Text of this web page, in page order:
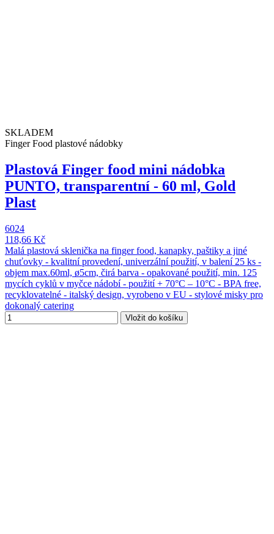
SKLADEM
Finger Food plastové nádobky
Plastová Finger food mini nádobka
PUNTO, transparentní - 60 ml, Gold
Plast
6024
118,66 Kč
Malá plastová sklenička na finger food, kanapky, paštiky a jiné
chuťovky - kvalitní provedení, univerzální použití, v balení 25 ks -
objem max.60ml, ø5cm, čirá barva - opakované použití, min. 125
mycích cyklů v myčce nádobí - použití + 70°C – 10°C - BPA free,
recyklovatelné - italský design, vyrobeno v EU - stylové misky pro
dokonalý catering
Vložit do košíku